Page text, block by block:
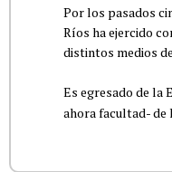
Por los pasados
Ríos ha ejercido
distintos medios
Es egresado de la
ahora facultad- de